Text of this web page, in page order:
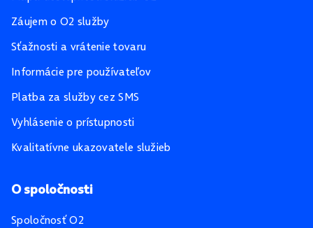
Záujem o O2 služby
Sťažnosti a vrátenie tovaru
Informácie pre používateľov
Platba za služby cez SMS
Vyhlásenie o prístupnosti
Kvalitatívne ukazovatele služieb
O spoločnosti
Spoločnosť O2